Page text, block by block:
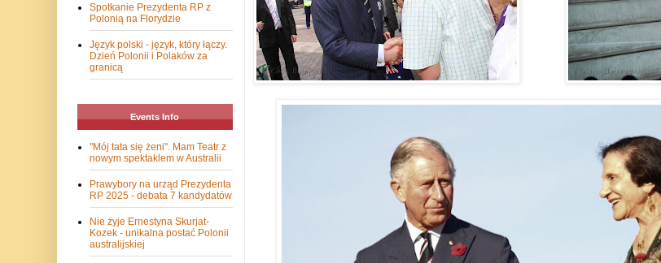
Spotkanie Prezydenta RP z
Polonią na Florydzie
Język polski - język, który łączy.
Dzień Polonii i Polaków za
granicą
Events Info
"Mój tata się żeni". Mam Teatr z
nowym spektaklem w Australii
Prawybory na urząd Prezydenta
RP 2025 - debata 7 kandydatów
Nie żyje Ernestyna Skurjat-
Kozek - unikalna postać Polonii
australijskiej